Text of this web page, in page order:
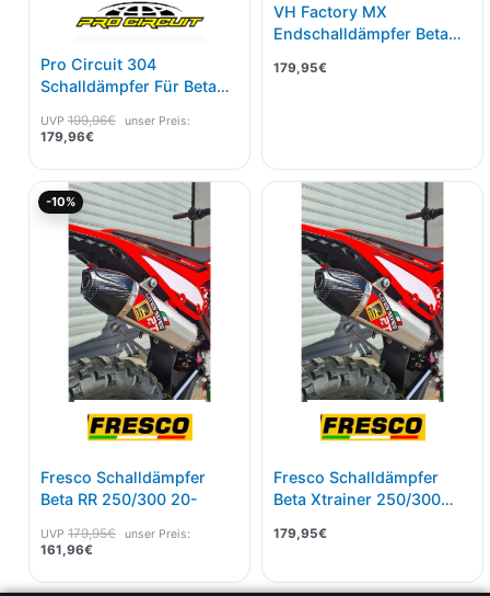
Pro Circuit 304
Schalldämpfer Für Beta
250/300 23-
UVP 199,96€ unser Preis:
179,96€
VH Factory MX
Endschalldämpfer Beta
179,95€
-10%
Fresco Schalldämpfer
Beta RR 250/300 20-
UVP 179,95€
Ursprünglicher
Preis
war:
179,95€
unser Preis:
161,96€
Aktueller
Preis
ist:
161,96€.
Fresco Schalldämpfer
Beta Xtrainer 250/300
179,95€